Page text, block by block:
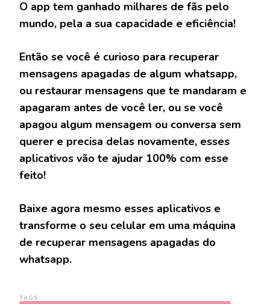
O app tem ganhado milhares de fãs pelo
mundo, pela a sua capacidade e eficiência!
Então se você é curioso para recuperar
mensagens apagadas de algum whatsapp,
ou restaurar mensagens que te mandaram e
apagaram antes de você ler, ou se você
apagou algum mensagem ou conversa sem
querer e precisa delas novamente, esses
aplicativos vão te ajudar 100% com esse
feito!
Baixe agora mesmo esses aplicativos e
transforme o seu celular em uma máquina
de recuperar mensagens apagadas do
whatsapp.
TAGS: